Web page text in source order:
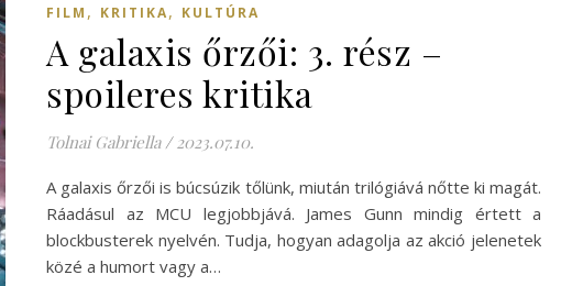
FILM , KRITIKA, KULTÚRA
A galaxis őrzői: 3. rész –
spoileres kritika
Tolnai Gabriella / 2023.07.10.
A galaxis őrzői is búcsúzik tőlünk, miután trilógiává nőtte ki magát.
Ráadásul az MCU legjobbjává. James Gunn mindig értett a
blockbusterek nyelvén. Tudja, hogyan adagolja az akció jelenetek
közé a humort vagy a…